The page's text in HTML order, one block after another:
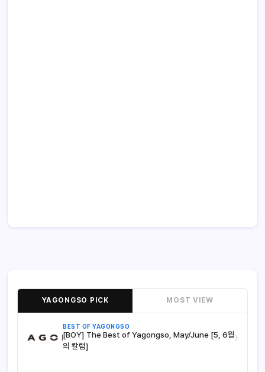
YAGONGSO PICK MOST VIEW
BEST OF YAGONGSO
[BOY] The Best of Yagongso, May/June [5, 6월
의 칼럼]
›